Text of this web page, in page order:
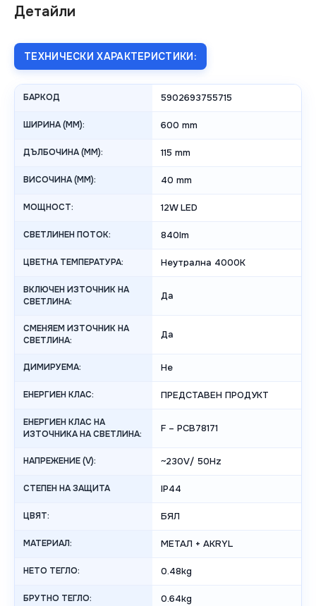
Детайли
ТЕХНИЧЕСКИ ХАРАКТЕРИСТИКИ:
БАРКОД 5902693755715
ШИРИНА (MM): 600 mm
ДЪЛБОЧИНА (MM): 115 mm
ВИСОЧИНА (MM): 40 mm
МОЩНОСТ: 12W LED
СВЕТЛИНЕН ПОТОК: 840lm
ЦВЕТНА ТЕМПЕРАТУРА: Неутрална 4000K
ВКЛЮЧЕН ИЗТОЧНИК НА
СВЕТЛИНА:
Да
СМЕНЯЕМ ИЗТОЧНИК НА
СВЕТЛИНА:
Да
ДИМИРУЕМА: Не
ЕНЕРГИЕН КЛАС: ПРЕДСТАВЕН ПРОДУКТ
ЕНЕРГИЕН КЛАС НА
ИЗТОЧНИКА НА СВЕТЛИНА:
F – PCB78171
НАПРЕЖЕНИЕ (V): ~230V/ 50Hz
СТЕПЕН НА ЗАЩИТА IP44
ЦВЯТ: БЯЛ
МАТЕРИАЛ: МЕТАЛ + AKRYL
НЕТО ТЕГЛО: 0.48kg
БРУТНО ТЕГЛО: 0.64kg